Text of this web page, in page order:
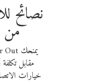
نصائح
من
مقابل
خيارات